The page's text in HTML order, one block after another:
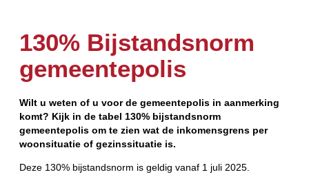
130% Bijstandsnorm
gemeentepolis
Wilt u weten of u voor de gemeentepolis in aanmerking
komt? Kijk in de tabel 130% bijstandsnorm
gemeentepolis om te zien wat de inkomensgrens per
woonsituatie of gezinssituatie is.
Deze 130% bijstandsnorm is geldig vanaf 1 juli 2025.